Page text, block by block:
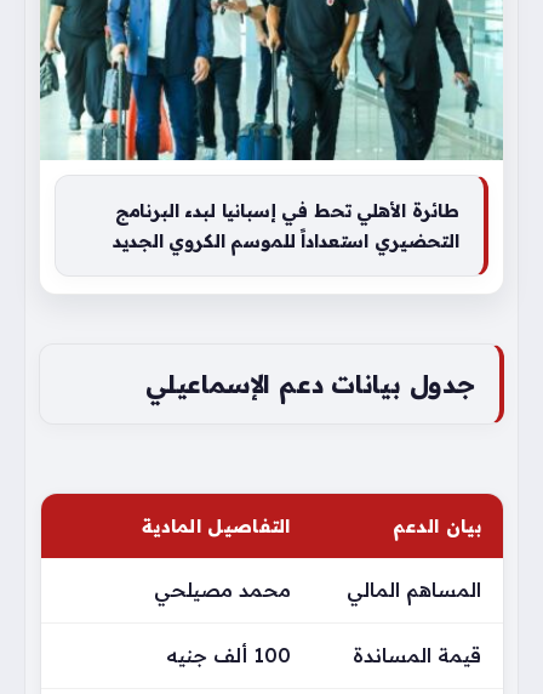
طائرة الأهلي تحط في إسبانيا لبدء البرنامج
التحضيري استعداداً للموسم الكروي الجديد
جدول بيانات دعم الإسماعيلي
بيان الدعم التفاصيل المادية
المساهم المالي محمد مصيلحي
قيمة المساندة 100 ألف جنيه